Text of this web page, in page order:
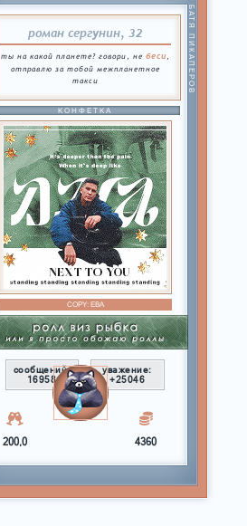
роман сергунин, 32
ты на какой планете? говори, не беси
отправлю за тобой межпланетное
такси
БАТЯ ПИКАПЕРОВ
КОНФЕТКА
COPY:ЕВА
сообщений:
16958
уважение:
+25046
200,0 4360